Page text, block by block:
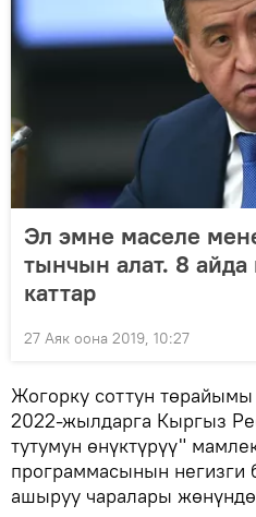
Эл эмне маселе
тынчын алат. 8
каттар
27 Аяк оона 2019, 10:27
Жогорку соттун төрайымы
2022-жылдарга Кыргыз
тутумун өнүктүрүү"
программасынын негизги
ашыруу чаралары